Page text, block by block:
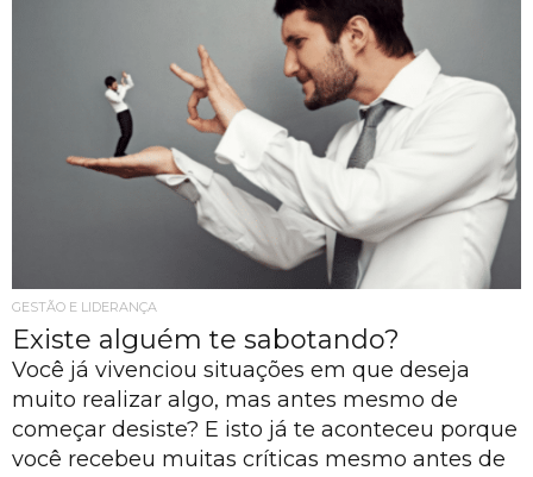
GESTÃO E LIDERANÇA
Existe alguém te sabotando?
Você já vivenciou situações em que deseja
muito realizar algo, mas antes mesmo de
começar desiste? E isto já te aconteceu porque
você recebeu muitas críticas mesmo antes de